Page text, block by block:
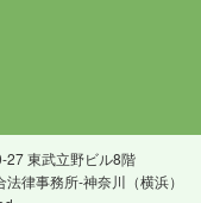
27 東武立野ビル8階
律事務所-神奈川（横浜）